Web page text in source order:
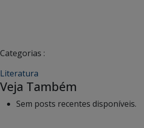
Categorias :
Literatura
Veja Também
Sem posts recentes disponíveis.